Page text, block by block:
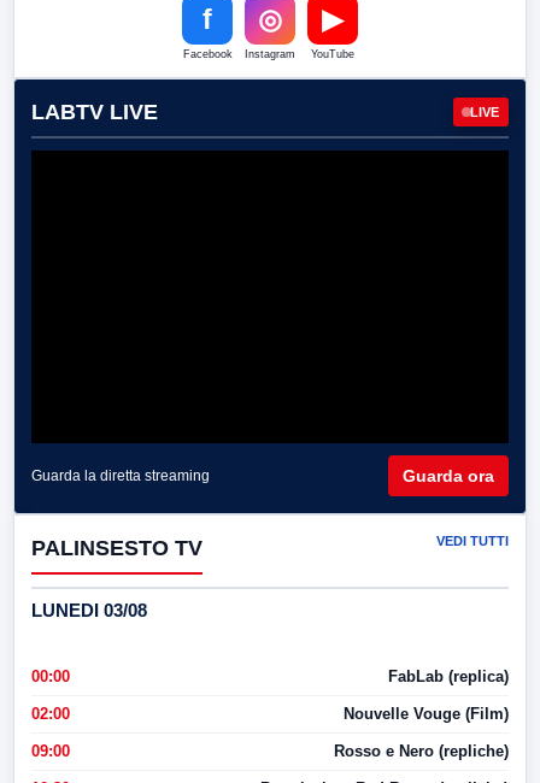
f
Facebook
◎
Instagram
▶
YouTube
LABTV LIVE LIVE
Guarda la diretta streaming Guarda ora
PALINSESTO TV VEDI TUTTI
LUNEDI 03/08
00:00 FabLab (replica)
02:00 Nouvelle Vouge (Film)
09:00 Rosso e Nero (repliche)